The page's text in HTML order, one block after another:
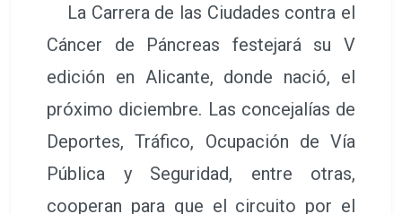
La Carrera de las Ciudades contra el
Cáncer de Páncreas festejará su V
edición en Alicante, donde nació, el
próximo diciembre. Las concejalías de
Deportes, Tráfico, Ocupación de Vía
Pública y Seguridad, entre otras,
cooperan para que el circuito por el